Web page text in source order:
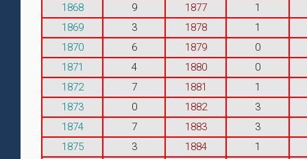
1868
9 1877
1
1869
3 1878
1
1870
6 1879
0
1871
4 1880
0
1872
7 1881
1
1873
0 1882
3
1874
7 1883
3
1875
3 1884
1